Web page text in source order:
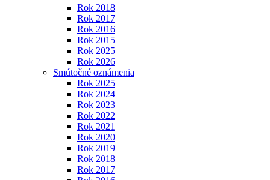
Rok 2018
Rok 2017
Rok 2016
Rok 2015
Rok 2025
Rok 2026
Smútočné oznámenia
Rok 2025
Rok 2024
Rok 2023
Rok 2022
Rok 2021
Rok 2020
Rok 2019
Rok 2018
Rok 2017